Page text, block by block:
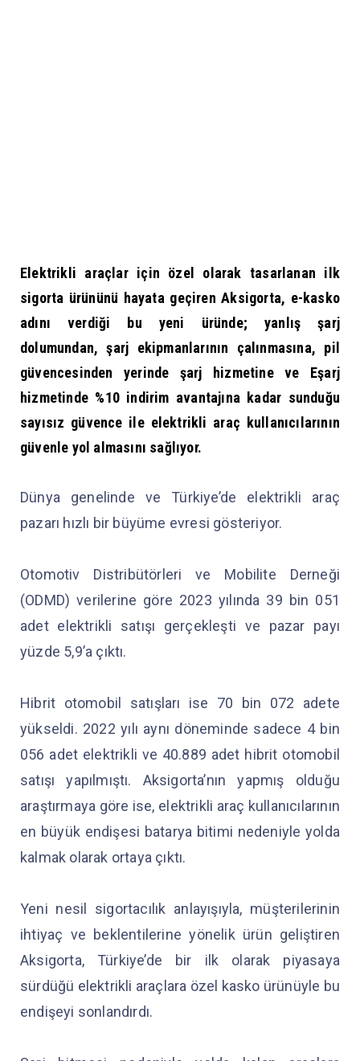
Elektrikli araçlar için özel olarak tasarlanan ilk
sigorta ürününü hayata geçiren Aksigorta, e-kasko
adını verdiği bu yeni üründe; yanlış şarj
dolumundan, şarj ekipmanlarının çalınmasına, pil
güvencesinden yerinde şarj hizmetine ve Eşarj
hizmetinde %10 indirim avantajına kadar sunduğu
sayısız güvence ile elektrikli araç kullanıcılarının
güvenle yol almasını sağlıyor.
Dünya genelinde ve Türkiye’de elektrikli araç
pazarı hızlı bir büyüme evresi gösteriyor.
Otomotiv Distribütörleri ve Mobilite Derneği
(ODMD) verilerine göre 2023 yılında 39 bin 051
adet elektrikli satışı gerçekleşti ve pazar payı
yüzde 5,9’a çıktı.
Hibrit otomobil satışları ise 70 bin 072 adete
yükseldi. 2022 yılı aynı döneminde sadece 4 bin
056 adet elektrikli ve 40.889 adet hibrit otomobil
satışı yapılmıştı. Aksigorta’nın yapmış olduğu
araştırmaya göre ise, elektrikli araç kullanıcılarının
en büyük endişesi batarya bitimi nedeniyle yolda
kalmak olarak ortaya çıktı.
Yeni nesil sigortacılık anlayışıyla, müşterilerinin
ihtiyaç ve beklentilerine yönelik ürün geliştiren
Aksigorta, Türkiye’de bir ilk olarak piyasaya
sürdüğü elektrikli araçlara özel kasko ürünüyle bu
endişeyi sonlandırdı.